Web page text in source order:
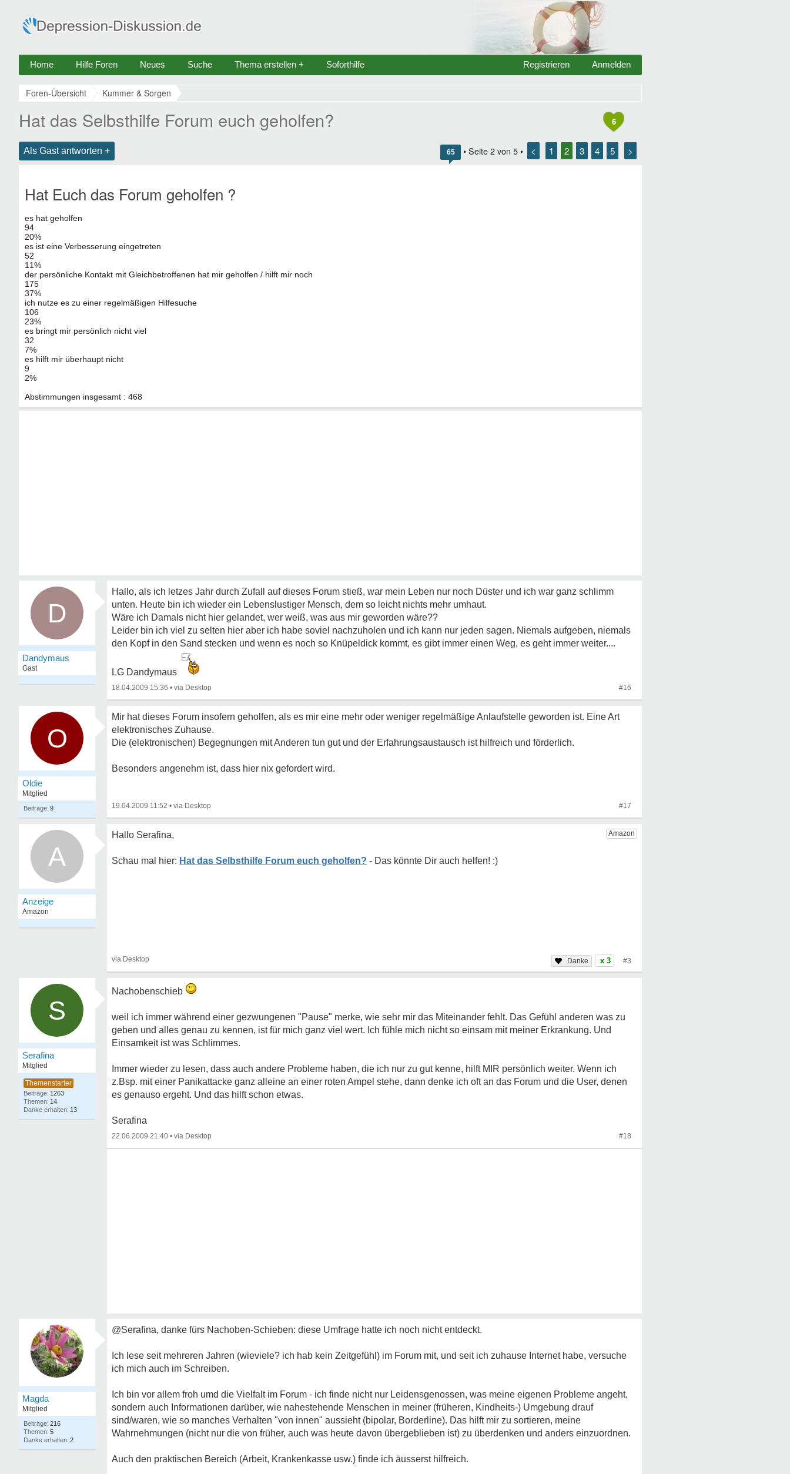
Home Hilfe Foren Neues Suche Thema erstellen + Soforthilfe Anmelden
Registrieren
Foren-Übersicht Kummer & Sorgen
6
Hat das Selbsthilfe Forum euch geholfen?
Als Gast antworten + 65 • Seite 2 von 5 • < 1 2 3 4 5 >
Hat Euch das Forum geholfen ?
es hat geholfen
94
20%
es ist eine Verbesserung eingetreten
52
11%
der persönliche Kontakt mit Gleichbetroffenen hat mir geholfen / hilft mir noch
175
37%
ich nutze es zu einer regelmäßigen Hilfesuche
106
23%
es bringt mir persönlich nicht viel
32
7%
es hilft mir überhaupt nicht
9
2%
Abstimmungen insgesamt : 468
D
Dandymaus
Gast
Hallo, als ich letzes Jahr durch Zufall auf dieses Forum stieß, war mein Leben nur noch Düster und ich war ganz schlimm
unten. Heute bin ich wieder ein Lebenslustiger Mensch, dem so leicht nichts mehr umhaut.
Wäre ich Damals nicht hier gelandet, wer weiß, was aus mir geworden wäre??
Leider bin ich viel zu selten hier aber ich habe soviel nachzuholen und ich kann nur jeden sagen. Niemals aufgeben, niemals
den Kopf in den Sand stecken und wenn es noch so Knüpeldick kommt, es gibt immer einen Weg, es geht immer weiter....
LG Dandymaus
18.04.2009 15:36 • #16
O
Oldie
Mitglied
9
Mir hat dieses Forum insofern geholfen, als es mir eine mehr oder weniger regelmäßige Anlaufstelle geworden ist. Eine Art
elektronisches Zuhause.
Die (elektronischen) Begegnungen mit Anderen tun gut und der Erfahrungsaustausch ist hilfreich und förderlich.
Besonders angenehm ist, dass hier nix gefordert wird.
19.04.2009 11:52 • #17
A
Hallo Serafina,
Hat das Selbsthilfe Forum euch geholfen?
x 3 #3
S
Serafina
Mitglied
1263
14
13
Nachobenschieb
weil ich immer während einer gezwungenen "Pause" merke, wie sehr mir das Miteinander fehlt. Das Gefühl anderen was zu
geben und alles genau zu kennen, ist für mich ganz viel wert. Ich fühle mich nicht so einsam mit meiner Erkrankung. Und
Einsamkeit ist was Schlimmes.
Immer wieder zu lesen, dass auch andere Probleme haben, die ich nur zu gut kenne, hilft MIR persönlich weiter. Wenn ich
z.Bsp. mit einer Panikattacke ganz alleine an einer roten Ampel stehe, dann denke ich oft an das Forum und die User, denen
es genauso ergeht. Und das hilft schon etwas.
Serafina
22.06.2009 21:40 • #18
Magda
Mitglied
216
5
2
@Serafina, danke fürs Nachoben-Schieben: diese Umfrage hatte ich noch nicht entdeckt.
Ich lese seit mehreren Jahren (wieviele? ich hab kein Zeitgefühl) im Forum mit, und seit ich zuhause Internet habe, versuche
ich mich auch im Schreiben.
Ich bin vor allem froh umd die Vielfalt im Forum - ich finde nicht nur Leidensgenossen, was meine eigenen Probleme angeht,
sondern auch Informationen darüber, wie nahestehende Menschen in meiner (früheren, Kindheits-) Umgebung drauf
sind/waren, wie so manches Verhalten "von innen" aussieht (bipolar, Borderline). Das hilft mir zu sortieren, meine
Wahrnehmungen (nicht nur die von früher, auch was heute davon übergeblieben ist) zu überdenken und anders einzuordnen.
Auch den praktischen Bereich (Arbeit, Krankenkasse usw.) finde ich äusserst hilfreich.